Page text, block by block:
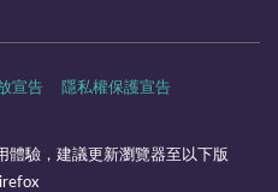
宣告 隱私權保護宣告
體驗，建議更新瀏覽器至以下版